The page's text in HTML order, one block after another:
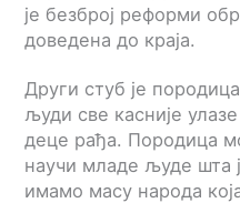
је безброј реформи
доведена до краја.
Други стуб је
људи све касније
деце рађа. Породица
научи младе људе шта
имамо масу народа